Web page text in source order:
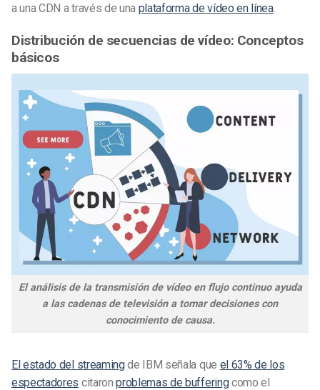
a una CDN a través de una plataforma de vídeo en línea.
Distribución de secuencias de vídeo: Conceptos
básicos
El análisis de la transmisión de vídeo en flujo continuo ayuda
a las cadenas de televisión a tomar decisiones con
conocimiento de causa.
El estado del streamingde IBM señala que el 63% de los
espectadores citaronproblemas de bufferingcomo el